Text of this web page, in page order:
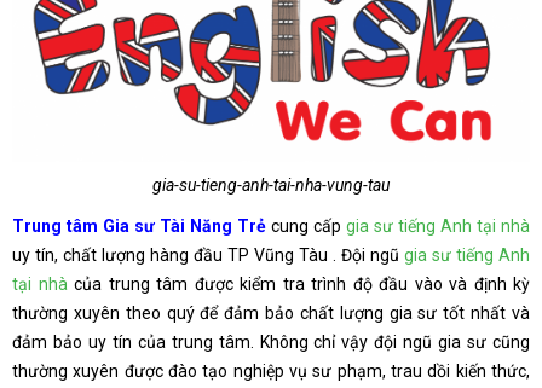
gia-su-tieng-anh-tai-nha-vung-tau
Trung tâm Gia sư Tài Năng Trẻ cung cấp gia sư tiếng Anh tại nhà
uy tín, chất lượng hàng đầu TP Vũng Tàu . Đội ngũ gia sư tiếng Anh
tại nhà của trung tâm được kiểm tra trình độ đầu vào và định kỳ
thường xuyên theo quý để đảm bảo chất lượng gia sư tốt nhất và
đảm bảo uy tín của trung tâm. Không chỉ vậy đội ngũ gia sư cũng
thường xuyên được đào tạo nghiệp vụ sư phạm, trau dồi kiến thức,